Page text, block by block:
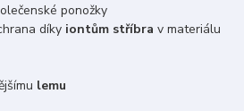
ponožky
díky iontům stříbra v materiálu
lemu